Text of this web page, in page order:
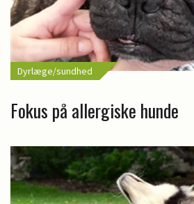
Dyrlæge/sundhed
Fokus på allergiske hunde